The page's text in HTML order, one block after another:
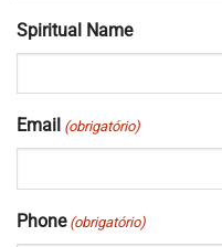
Spiritual Name
Email (obrigatório)
Phone (obrigatório)